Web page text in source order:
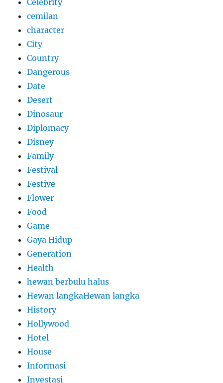
cemilan
character
City
Country
Dangerous
Date
Desert
Dinosaur
Diplomacy
Disney
Family
Festival
Festive
Flower
Food
Game
Gaya Hidup
Generation
Health
hewan berbulu halus
Hewan langkaHewan langka
History
Hollywood
Hotel
House
Informasi
Investasi